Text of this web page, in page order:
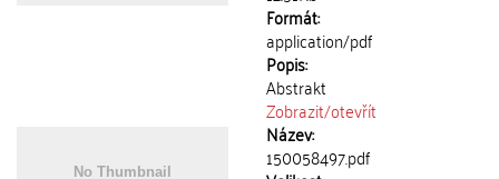
Formát:
application/pdf
Popis:
Abstrakt
Zobrazit/otevřít
Název:
150058497.pdf